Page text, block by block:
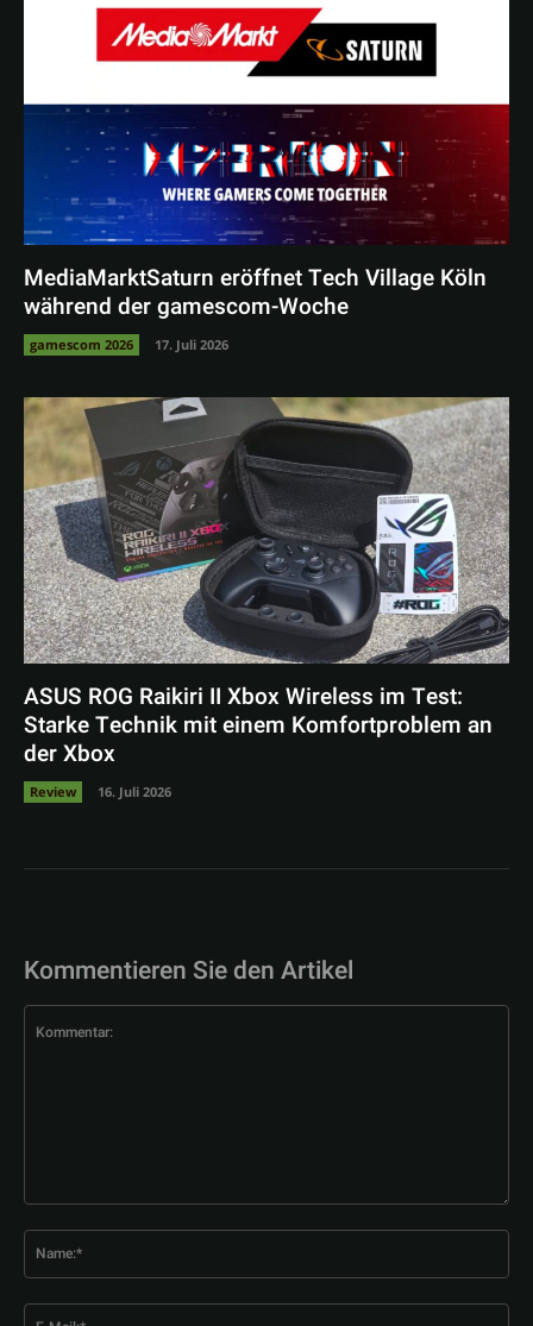
MediaMarktSaturn eröffnet Tech Village Köln
während der gamescom-Woche
gamescom 2026 17. Juli 2026
ASUS ROG Raikiri II Xbox Wireless im Test:
Starke Technik mit einem Komfortproblem an
der Xbox
Review 16. Juli 2026
Kommentieren Sie den Artikel